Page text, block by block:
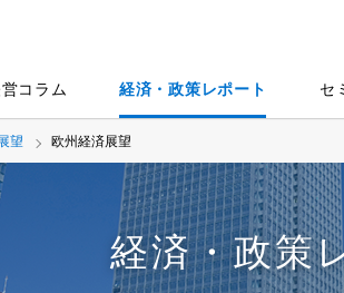
コラム 経済・政策レポート セ
望 欧州経済展望
経済・政策